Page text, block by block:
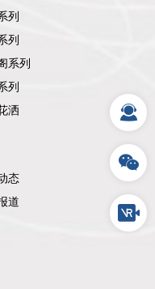
列
列
系列
列
洒
态
道